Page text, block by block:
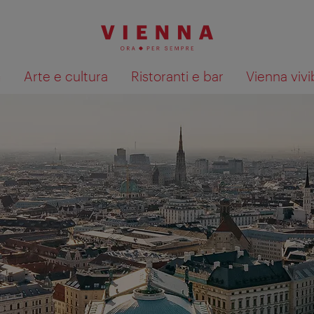
Arte e cultura Ristoranti e bar Vienna